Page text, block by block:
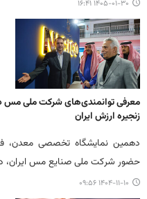
۱۴۰۵-۰۱-۳۰ ۱۶:۴۱
معرفی توانمندی‌های شرکت ملی مس
زنجیره ارزش ایران
دهمین نمایشگاه تخصصی معدن،
حضور شرکت ملی صنایع مس ایران،
۱۴۰۴-۱۱-۱۰ ۰۹:۵۶